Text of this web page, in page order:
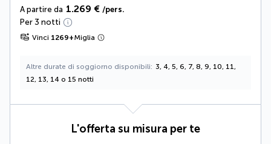
A partire da 1.269 € /pers.
Per 3 notti
Vinci 1269+Miglia
Altre durate di soggiorno disponibili
3, 4, 5, 6, 7, 8, 9, 10, 11,
12, 13, 14 o 15 notti
L'offerta su misura per te